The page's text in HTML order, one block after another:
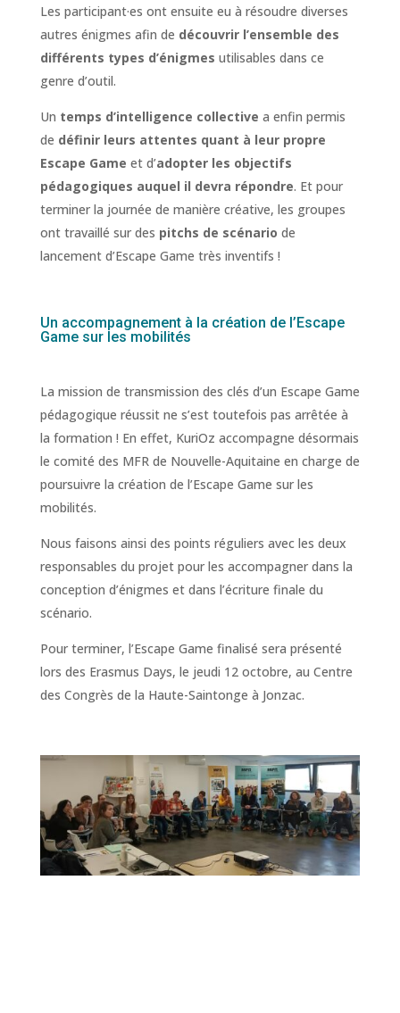
Les participant·es ont ensuite eu à résoudre diverses
autres énigmes afin de découvrir l’ensemble des
différents types d’énigmes utilisables dans ce
genre d’outil.
Un temps d’intelligence collective a enfin permis
de définir leurs attentes quant à leur propre
Escape Game et d’adopter les objectifs
pédagogiques auquel il devra répondre. Et pour
terminer la journée de manière créative, les groupes
ont travaillé sur des pitchs de scénario de
lancement d’Escape Game très inventifs !
Un accompagnement à la création de l’Escape
Game sur les mobilités
La mission de transmission des clés d’un Escape Game
pédagogique réussit ne s’est toutefois pas arrêtée à
la formation ! En effet, KuriOz accompagne désormais
le comité des MFR de Nouvelle-Aquitaine en charge de
poursuivre la création de l’Escape Game sur les
mobilités.
Nous faisons ainsi des points réguliers avec les deux
responsables du projet pour les accompagner dans la
conception d’énigmes et dans l’écriture finale du
scénario.
Pour terminer, l’Escape Game finalisé sera présenté
lors des Erasmus Days, le jeudi 12 octobre, au Centre
des Congrès de la Haute-Saintonge à Jonzac.